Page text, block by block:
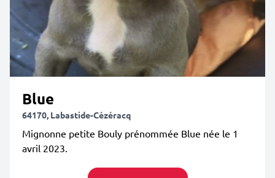
Blue
64170, Labastide-Cézéracq
Mignonne petite Bouly prénommée Blue née le 1
avril 2023.